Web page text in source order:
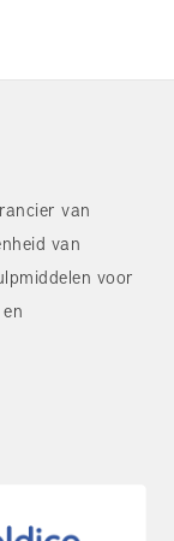
van
van
voor